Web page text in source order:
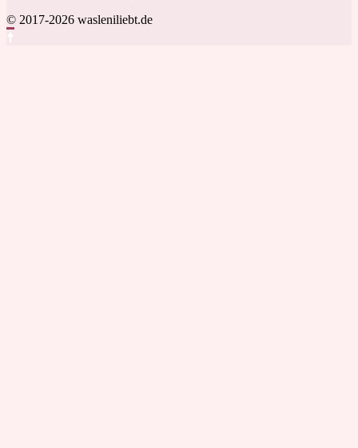
© 2017-2026 wasleniliebt.de